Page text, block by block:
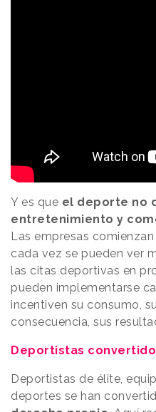
Y es que el deporte no
entretenimiento y
Las empresas
cada vez se pueden ver
las citas deportivas en
pueden implementarse
incentiven su consumo,
consecuencia, sus
Deportistas
Deportistas de élite,
deportes se han